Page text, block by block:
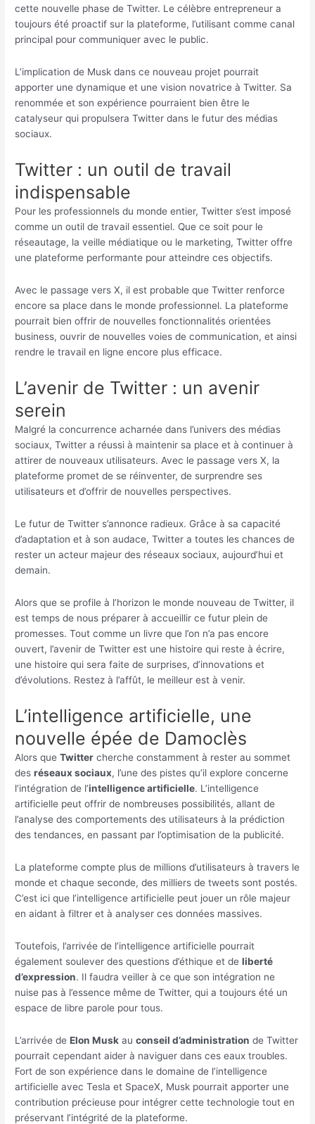
cette nouvelle phase de Twitter. Le célèbre entrepreneur a
toujours été proactif sur la plateforme, l’utilisant comme canal
principal pour communiquer avec le public.
L’implication de Musk dans ce nouveau projet pourrait
apporter une dynamique et une vision novatrice à Twitter. Sa
renommée et son expérience pourraient bien être le
catalyseur qui propulsera Twitter dans le futur des médias
sociaux.
Twitter : un outil de travail
indispensable
Pour les professionnels du monde entier, Twitter s’est imposé
comme un outil de travail essentiel. Que ce soit pour le
réseautage, la veille médiatique ou le marketing, Twitter offre
une plateforme performante pour atteindre ces objectifs.
Avec le passage vers X, il est probable que Twitter renforce
encore sa place dans le monde professionnel. La plateforme
pourrait bien offrir de nouvelles fonctionnalités orientées
business, ouvrir de nouvelles voies de communication, et ainsi
rendre le travail en ligne encore plus efficace.
L’avenir de Twitter : un avenir
serein
Malgré la concurrence acharnée dans l’univers des médias
sociaux, Twitter a réussi à maintenir sa place et à continuer à
attirer de nouveaux utilisateurs. Avec le passage vers X, la
plateforme promet de se réinventer, de surprendre ses
utilisateurs et d’offrir de nouvelles perspectives.
Le futur de Twitter s’annonce radieux. Grâce à sa capacité
d’adaptation et à son audace, Twitter a toutes les chances de
rester un acteur majeur des réseaux sociaux, aujourd’hui et
demain.
Alors que se profile à l’horizon le monde nouveau de Twitter, il
est temps de nous préparer à accueillir ce futur plein de
promesses. Tout comme un livre que l’on n’a pas encore
ouvert, l’avenir de Twitter est une histoire qui reste à écrire,
une histoire qui sera faite de surprises, d’innovations et
d’évolutions. Restez à l’affût, le meilleur est à venir.
L’intelligence artificielle, une
nouvelle épée de Damoclès
Alors queTwitter cherche constamment à rester au sommet
desréseaux sociaux, l’une des pistes qu’il explore concerne
l’intégration de l’intelligence artificielle. L’intelligence
artificielle peut offrir de nombreuses possibilités, allant de
l’analyse des comportements des utilisateurs à la prédiction
des tendances, en passant par l’optimisation de la publicité.
La plateforme compte plus de millions d’utilisateurs à travers le
monde et chaque seconde, des milliers de tweets sont postés.
C’est ici que l’intelligence artificielle peut jouer un rôle majeur
en aidant à filtrer et à analyser ces données massives.
Toutefois, l’arrivée de l’intelligence artificielle pourrait
également soulever des questions d’éthique et deliberté
d’expression. Il faudra veiller à ce que son intégration ne
nuise pas à l’essence même de Twitter, qui a toujours été un
espace de libre parole pour tous.
L’arrivée deElon Musk auconseil d’administration de Twitter
pourrait cependant aider à naviguer dans ces eaux troubles.
Fort de son expérience dans le domaine de l’intelligence
artificielle avec Tesla et SpaceX, Musk pourrait apporter une
contribution précieuse pour intégrer cette technologie tout en
préservant l’intégrité de la plateforme.